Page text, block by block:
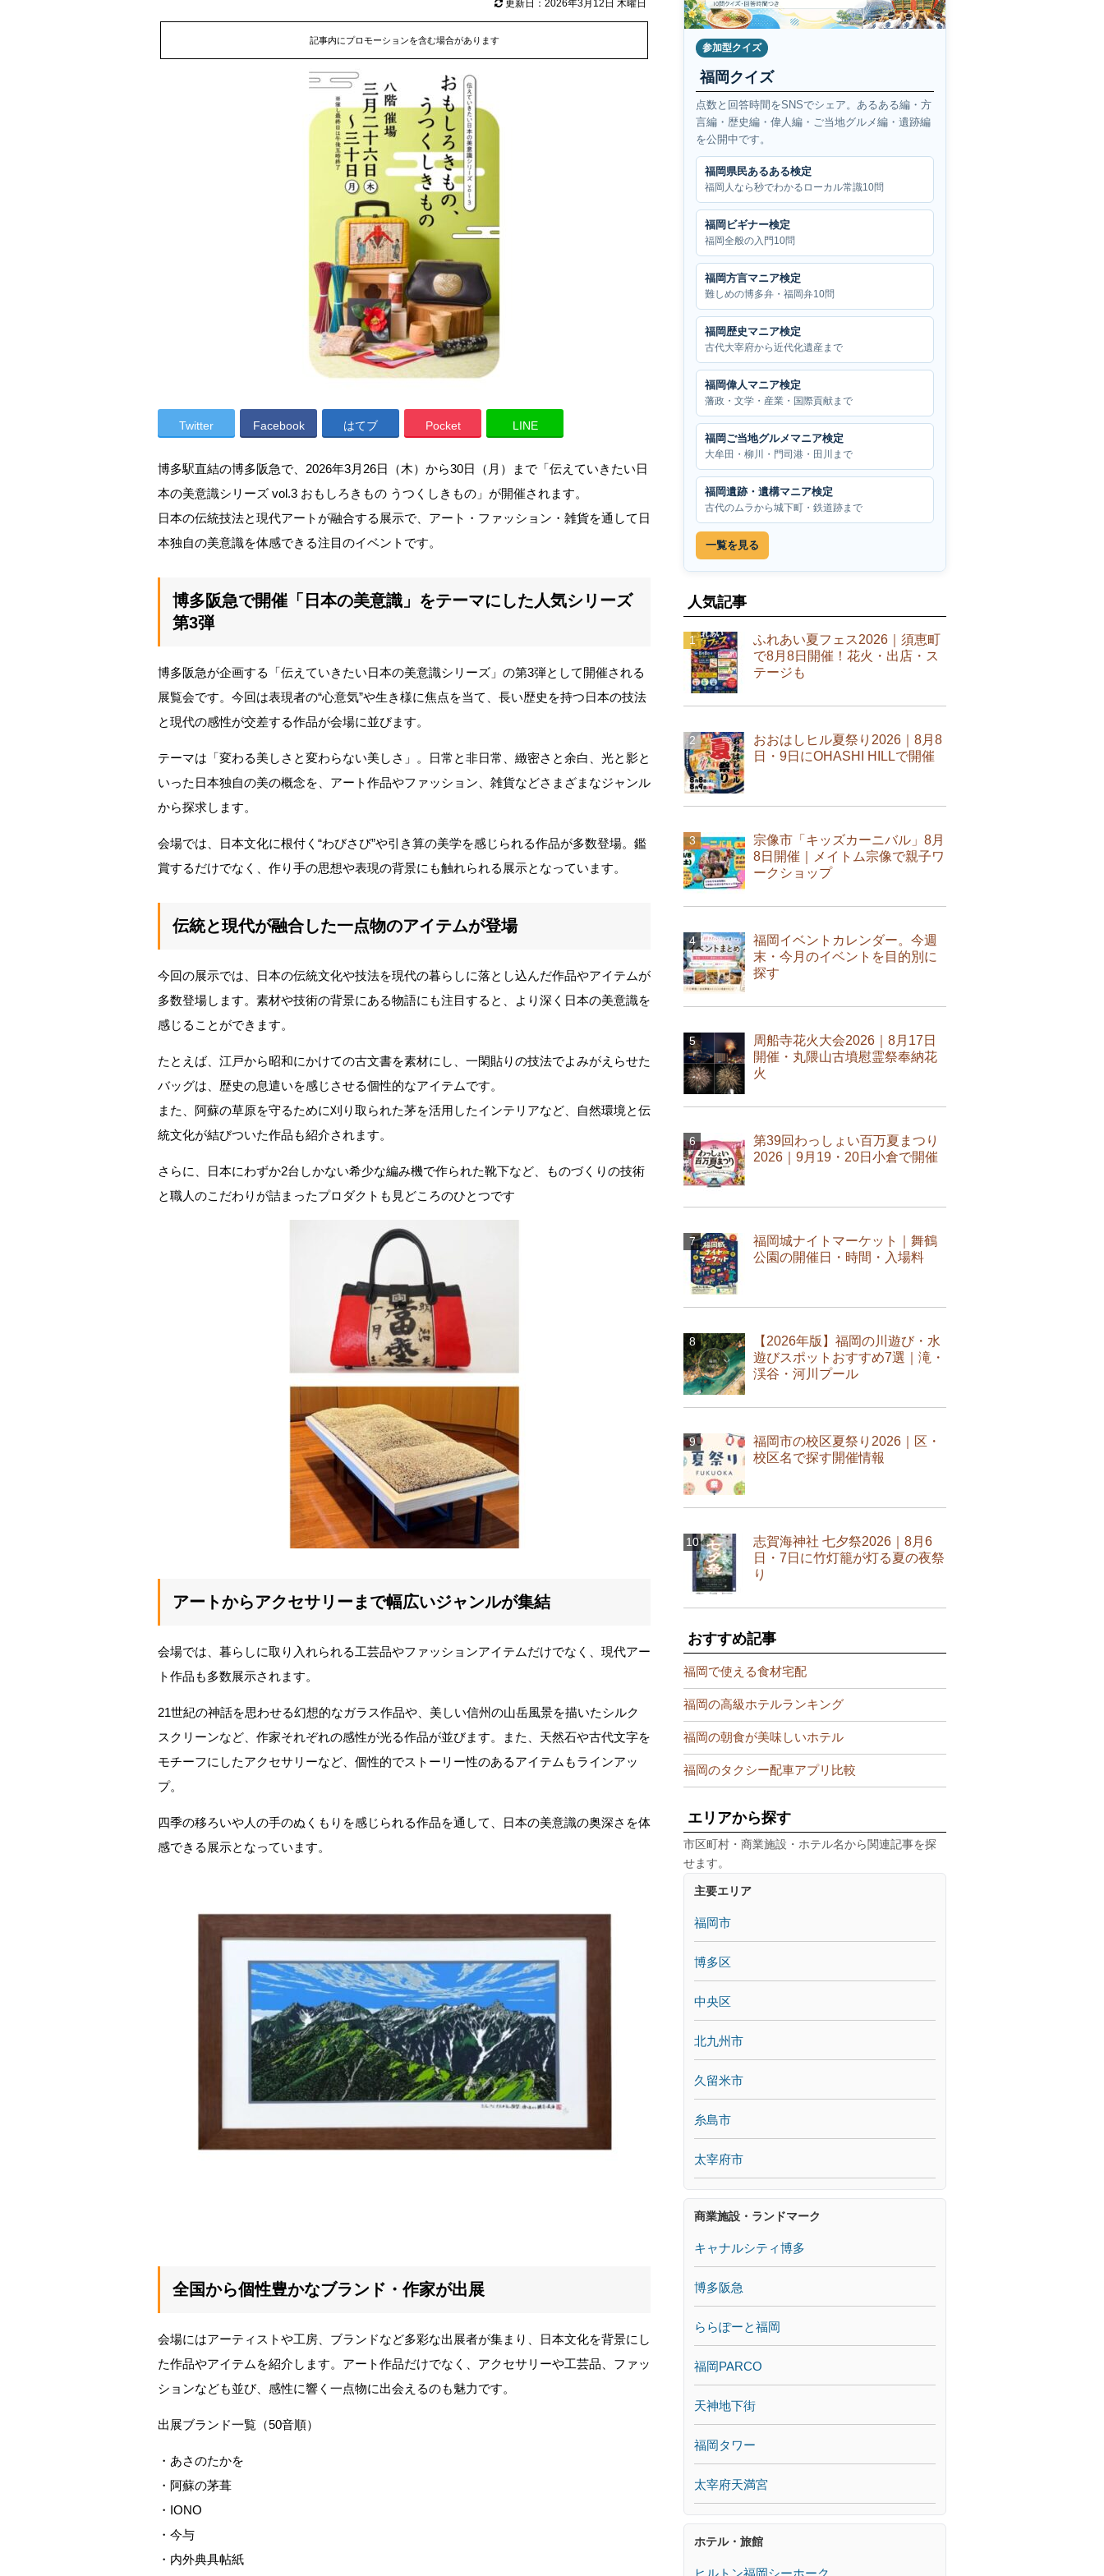
更新日：2026年3月12日 木曜日
記事内にプロモーションを含む場合があります
Twitter Facebook はてブ Pocket LINE
博多駅直結の博多阪急で、2026年3月26日（木）から30日（月）まで「伝えていきたい日
本の美意識シリーズ vol.3 おもしろきもの うつくしきもの」が開催されます。
日本の伝統技法と現代アートが融合する展示で、アート・ファッション・雑貨を通して日
本独自の美意識を体感できる注目のイベントです。
博多阪急で開催「日本の美意識」をテーマにした人気シリーズ
第3弾
博多阪急が企画する「伝えていきたい日本の美意識シリーズ」の第3弾として開催される
展覧会です。今回は表現者の“心意気”や生き様に焦点を当て、長い歴史を持つ日本の技法
と現代の感性が交差する作品が会場に並びます。
テーマは「変わる美しさと変わらない美しさ」。日常と非日常、緻密さと余白、光と影と
いった日本独自の美の概念を、アート作品やファッション、雑貨などさまざまなジャンル
から探求します。
会場では、日本文化に根付く“わびさび”や引き算の美学を感じられる作品が多数登場。鑑
賞するだけでなく、作り手の思想や表現の背景にも触れられる展示となっています。
伝統と現代が融合した一点物のアイテムが登場
今回の展示では、日本の伝統文化や技法を現代の暮らしに落とし込んだ作品やアイテムが
多数登場します。素材や技術の背景にある物語にも注目すると、より深く日本の美意識を
感じることができます。
たとえば、江戸から昭和にかけての古文書を素材にし、一閑貼りの技法でよみがえらせた
バッグは、歴史の息遣いを感じさせる個性的なアイテムです。
また、阿蘇の草原を守るために刈り取られた茅を活用したインテリアなど、自然環境と伝
統文化が結びついた作品も紹介されます。
さらに、日本にわずか2台しかない希少な編み機で作られた靴下など、ものづくりの技術
と職人のこだわりが詰まったプロダクトも見どころのひとつです
アートからアクセサリーまで幅広いジャンルが集結
会場では、暮らしに取り入れられる工芸品やファッションアイテムだけでなく、現代アー
ト作品も多数展示されます。
21世紀の神話を思わせる幻想的なガラス作品や、美しい信州の山岳風景を描いたシルク
スクリーンなど、作家それぞれの感性が光る作品が並びます。また、天然石や古代文字を
モチーフにしたアクセサリーなど、個性的でストーリー性のあるアイテムもラインアッ
プ。
四季の移ろいや人の手のぬくもりを感じられる作品を通して、日本の美意識の奥深さを体
感できる展示となっています。
全国から個性豊かなブランド・作家が出展
会場にはアーティストや工房、ブランドなど多彩な出展者が集まり、日本文化を背景にし
た作品やアイテムを紹介します。アート作品だけでなく、アクセサリーや工芸品、ファッ
ションなども並び、感性に響く一点物に出会えるのも魅力です。
出展ブランド一覧（50音順）
・あさのたかを
・阿蘇の茅葺
・IONO
・今与
・内外典具帖紙
参加型クイズ
福岡クイズ
点数と回答時間をSNSでシェア。あるある編・方
言編・歴史編・偉人編・ご当地グルメ編・遺跡編
を公開中です。
福岡県民あるある検定
福岡人なら秒でわかるローカル常識10問
福岡ビギナー検定
福岡全般の入門10問
福岡方言マニア検定
難しめの博多弁・福岡弁10問
福岡歴史マニア検定
古代大宰府から近代化遺産まで
福岡偉人マニア検定
藩政・文学・産業・国際貢献まで
福岡ご当地グルメマニア検定
大牟田・柳川・門司港・田川まで
福岡遺跡・遺構マニア検定
古代のムラから城下町・鉄道跡まで
一覧を見る
人気記事
ふれあい夏フェス2026｜須恵町
で8月8日開催！花火・出店・ス
テージも
おおはしヒル夏祭り2026｜8月8
日・9日にOHASHI HILLで開催
宗像市「キッズカーニバル」8月
8日開催｜メイトム宗像で親子ワ
ークショップ
福岡イベントカレンダー。今週
末・今月のイベントを目的別に
探す
周船寺花火大会2026｜8月17日
開催・丸隈山古墳慰霊祭奉納花
火
第39回わっしょい百万夏まつり
2026｜9月19・20日小倉で開催
福岡城ナイトマーケット｜舞鶴
公園の開催日・時間・入場料
【2026年版】福岡の川遊び・水
遊びスポットおすすめ7選｜滝・
渓谷・河川プール
福岡市の校区夏祭り2026｜区・
校区名で探す開催情報
志賀海神社 七夕祭2026｜8月6
日・7日に竹灯籠が灯る夏の夜祭
り
おすすめ記事
福岡で使える食材宅配
福岡の高級ホテルランキング
福岡の朝食が美味しいホテル
福岡のタクシー配車アプリ比較
エリアから探す
市区町村・商業施設・ホテル名から関連記事を探
せます。
主要エリア
福岡市
博多区
中央区
北九州市
久留米市
糸島市
太宰府市
商業施設・ランドマーク
キャナルシティ博多
博多阪急
ららぽーと福岡
福岡PARCO
天神地下街
福岡タワー
太宰府天満宮
ホテル・旅館
ヒルトン福岡シーホーク